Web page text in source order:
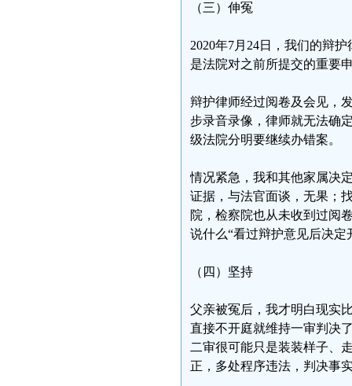
（三）伸冤
2020年7月24日，我们的辩
是法院对之前所提交的重要
辩护律师经过阅卷及会见，
步录音录像，律师就无法确
级法院分明要继续办错案。
情况紧急，我和其他家属决
证据，与法官面谈，无果；
院，检察院也从未收到过阅
说什么“看过辩护意见后决定
（四）坚持
父亲被冤后，我才明白现实
直接不开庭就维持一审判决
二审很可能只是装装样子、
正，多处程序违法，判决事